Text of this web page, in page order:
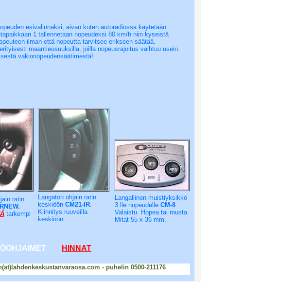
esivalinnaksi, aivan kuten autoradiossa käytetään
1 tallennetaan nopeudeksi 80 km/h niin kyseistä
ilman että nopeutta tarvitsee erikseen säätää.
maantieosuuksilla, joilla nopeusrajoitus vaihtuu usein.
vakionopeudensäätimestä!
Langaton ohjain ratin
keskiöönCM21-IR.
Kiinnitys ruuveilla
keskiöön.
Langallinen muistiyksikkö
3:lle nopeudelle CM-8.
Valaistu. Hopea tai musta.
Mitat 55 x 36 mm.
ratin
tarkempi
HINNAT
- puhelin 0500-211176